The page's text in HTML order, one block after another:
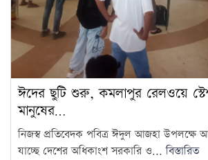
ঈদের ছুটি শুরু, কমলাপুর রেলওয়ে
মানুষের…
নিজস্ব প্রতিবেদক পবিত্র ঈদুল আজহা উপলক্ষে
যাচ্ছে দেশের অধিকাংশ সরকারি ও...বিস্তারিত